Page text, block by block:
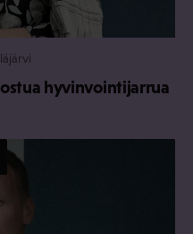
hyvinvointijarrua